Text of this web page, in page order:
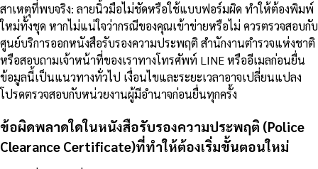
สาเหตุที่พบจริง: ลายนิ้วมือไม่ชัดหรือใช้แบบฟอร์มผิด ทำให้ต้องพิมพ์
ใหม่ทั้งชุด หากไม่แน่ใจว่ากรณีของคุณเข้าข่ายหรือไม่ ควรตรวจสอบกับ
ศูนย์บริการออกหนังสือรับรองความประพฤติ สำนักงานตำรวจแห่งชาติ
หรือสอบถามเจ้าหน้าที่ของเราทางโทรศัพท์ LINE หรืออีเมลก่อนยื่น
ข้อมูลนี้เป็นแนวทางทั่วไป เงื่อนไขและระยะเวลาอาจเปลี่ยนแปลง
โปรดตรวจสอบกับหน่วยงานผู้มีอำนาจก่อนยื่นทุกครั้ง
ข้อผิดพลาดใดในหนังสือรับรองความประพฤติ (Police
Clearance Certificate)ที่ทำให้ต้องเริ่มขั้นตอนใหม่